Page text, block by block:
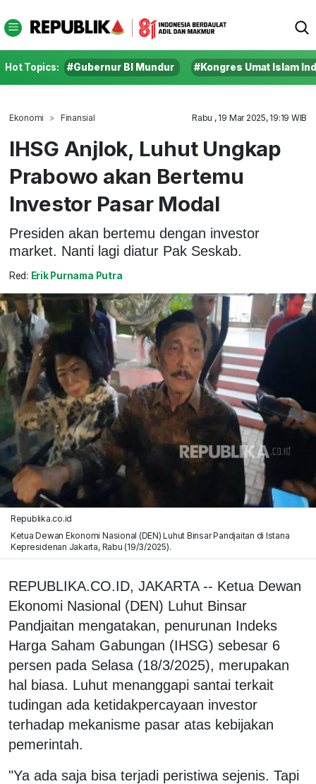
Hot Topics: #Gubernur BI Mundur #Kongres Umat Islam
Ekonomi Finansial Rabu , 19 Mar 2025, 19:19 WIB
IHSG Anjlok, Luhut Ungkap
Prabowo akan Bertemu
Investor Pasar Modal
Presiden akan bertemu dengan investor
market. Nanti lagi diatur Pak Seskab.
Red: Erik Purnama Putra
Republika.co.id
Ketua Dewan Ekonomi Nasional (DEN) Luhut Binsar Pandjaitan di Istana
Kepresidenan Jakarta, Rabu (19/3/2025).
REPUBLIKA.CO.ID, JAKARTA -- Ketua Dewan
Ekonomi Nasional (DEN) Luhut Binsar
Pandjaitan mengatakan, penurunan Indeks
Harga Saham Gabungan (IHSG) sebesar 6
persen pada Selasa (18/3/2025), merupakan
hal biasa. Luhut menanggapi santai terkait
tudingan ada ketidakpercayaan investor
terhadap mekanisme pasar atas kebijakan
pemerintah.
"Ya ada saja bisa terjadi peristiwa sejenis. Tapi